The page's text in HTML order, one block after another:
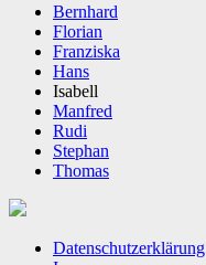
Bernhard
Florian
Franziska
Hans
Isabell
Manfred
Rudi
Stephan
Thomas
Datenschutzerklärung